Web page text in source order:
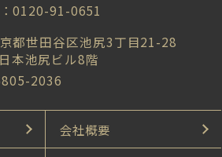
0120-91-0651
都世田谷区池尻3丁目21-28
本池尻ビル8階
2036
会社概要